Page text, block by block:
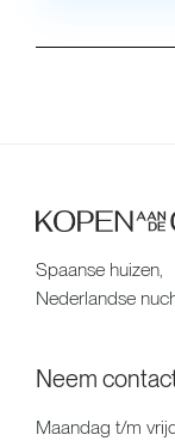
Spaanse huizen,
Nederlandse
Neem
Maandag t/m